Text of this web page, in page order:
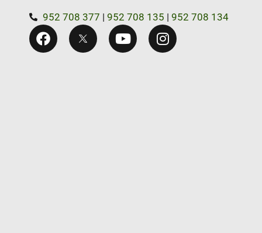
952 708 377 | 952 708 135 | 952 708 134